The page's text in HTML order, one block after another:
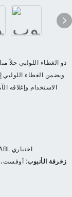
ويضمن الغطاء
الاستخدام وإغلاقه
PE، PCR البلاستيك، قصب السكر الحيوي، ABL اختياري
زخرفة الأنبوب: أوفست،